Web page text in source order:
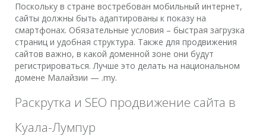
Поскольку в стране востребован мобильный интернет,
сайты должны быть адаптированы к показу на
смартфонах. Обязательные условия – быстрая загрузка
страниц и удобная структура. Также для продвижения
сайтов важно, в какой доменной зоне они будут
регистрироваться. Лучше это делать на национальном
домене Малайзии — .my.
Раскрутка и SEO продвижение сайта в
Куала-Лумпур